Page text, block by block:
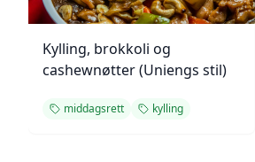
Kylling, brokkoli og
cashewnøtter (Uniengs stil)
middagsrett kylling